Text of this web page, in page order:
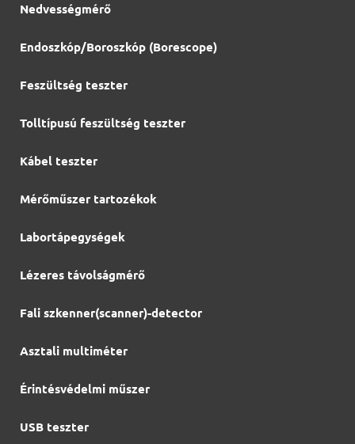
Nedvességmérő
Endoszkóp/Boroszkóp (Borescope)
Feszültség teszter
Tolltípusú feszültség teszter
Kábel teszter
Mérőműszer tartozékok
Labortápegységek
Lézeres távolságmérő
Fali szkenner(scanner)-detector
Asztali multiméter
Érintésvédelmi műszer
USB teszter